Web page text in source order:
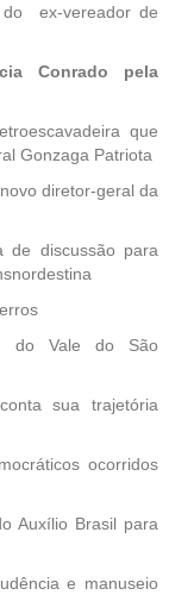
do ex-vereador de
Conrado pela
que
Gonzaga Patriota
diretor-geral da
de discussão para
do Vale do São
sua trajetória
ocorridos
Auxílio Brasil para
e manuseio